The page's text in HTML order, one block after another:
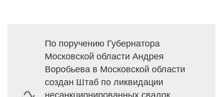
По поручению Губернатора
Московской области Андрея
Воробьева в Московской области
создан Штаб по ликвидации
несанкционированных свалок